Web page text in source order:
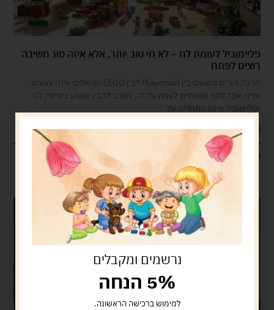
פליימוביל לעומת לגו – לא מי טוב יותר, אלא איזה סוג חשיבה
רוצים לפתח
הרבה הורים משווים בין Playmobil לבין LEGO ושואלים איזה צעצוע
עדיף.אבל לפני שמנסים לענות על זה, חשוב להבין משהו בסיסי: לגו
ופליימוביל אינם מתחרים על
קרא עוד »
11/02/2026
נרשמים ומקבלים
5% הנחה
למימוש ברכישה הראשונה.